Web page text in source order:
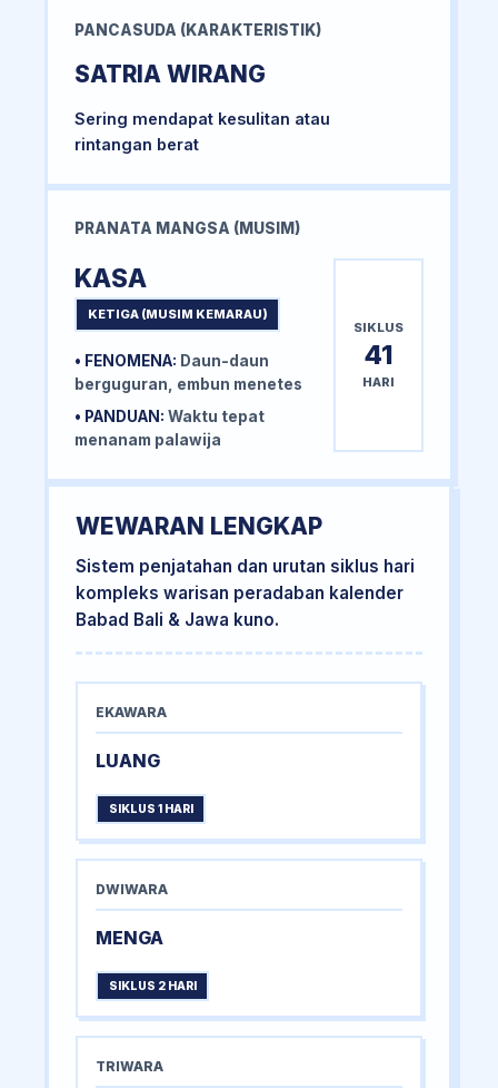
PANCASUDA (KARAKTERISTIK)
SATRIA WIRANG
Sering mendapat kesulitan atau
rintangan berat
PRANATA MANGSA (MUSIM)
KASA
KETIGA (MUSIM KEMARAU)
• FENOMENA: Daun-daun
berguguran, embun menetes
• PANDUAN: Waktu tepat
menanam palawija
SIKLUS
41
HARI
WEWARAN LENGKAP
Sistem penjatahan dan urutan siklus hari
kompleks warisan peradaban kalender
Babad Bali & Jawa kuno.
EKAWARA
LUANG
SIKLUS 1 HARI
DWIWARA
MENGA
SIKLUS 2 HARI
TRIWARA